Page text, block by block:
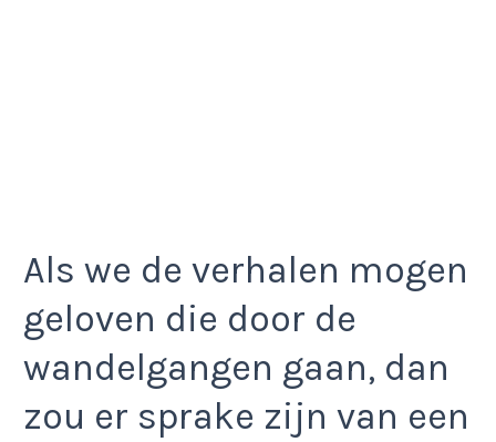
Als we de verhalen mogen
geloven die door de
wandelgangen gaan, dan
zou er sprake zijn van een